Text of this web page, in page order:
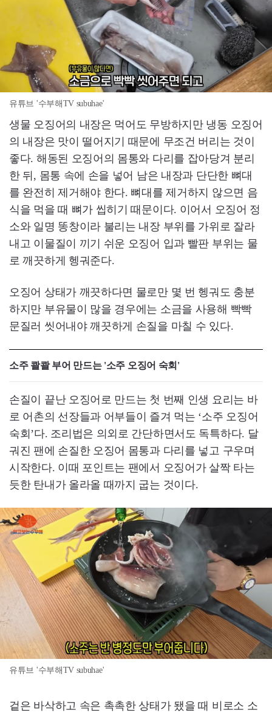
유튜브 '수부해TV subuhae'
생물 오징어의 내장은 먹어도 무방하지만 냉동 오징어
의 내장은 맛이 떨어지기 때문에 무조건 버리는 것이
좋다. 해동된 오징어의 몸통와 다리를 잡아당겨 분리
한 뒤, 몸통 속에 손을 넣어 남은 내장과 단단한 뼈대
를 완전히 제거해야 한다. 뼈대를 제거하지 않으면 음
식을 먹을 때 뼈가 씹히기 때문이다. 이어서 오징어 정
소와 일명 똥창이라 불리는 내장 부위를 가위로 잘라
내고 이물질이 끼기 쉬운 오징어 입과 빨판 부위는 물
로 깨끗하게 헹궈준다.
오징어 상태가 깨끗하다면 물로만 몇 번 헹궈도 충분
하지만 부유물이 많을 경우에는 소금을 사용해 빡빡
문질러 씻어내야 깨끗하게 손질을 마칠 수 있다.
소주 콸콸 부어 만드는 '소주 오징어 숙회'
손질이 끝난 오징어로 만드는 첫 번째 인생 요리는 바
로 어촌의 선장들과 어부들이 즐겨 먹는 ‘소주 오징어
숙회’다. 조리법은 의외로 간단하면서도 독특하다. 달
궈진 팬에 손질한 오징어 몸통과 다리를 넣고 구우며
시작한다. 이때 포인트는 팬에서 오징어가 살짝 타는
듯한 탄내가 올라올 때까지 굽는 것이다.
유튜브 '수부해TV subuhae'
겉은 바삭하고 속은 촉촉한 상태가 됐을 때 비로소 소